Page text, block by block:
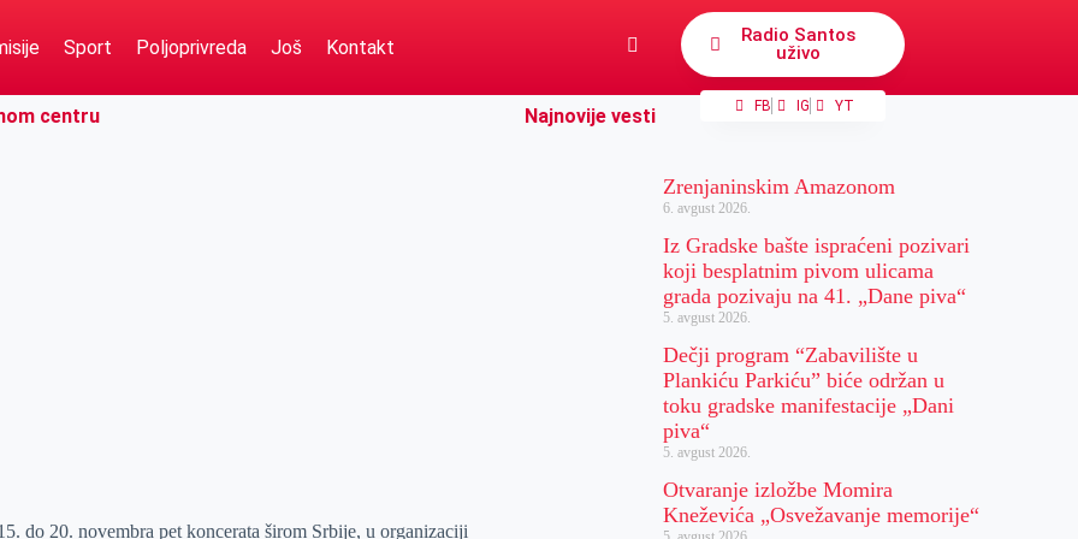
Sport Poljoprivreda Još Kontakt
Radio Santos
uživo
FB IG YT
centru
do 20. novembra pet koncerata širom Srbije, u organizaciji
Najnovije vesti
Zrenjaninskim Amazonom
6. avgust 2026.
Iz Gradske bašte ispraćeni pozivari
koji besplatnim pivom ulicama
grada pozivaju na 41. „Dane piva“
5. avgust 2026.
Dečji program “Zabavilište u
Plankiću Parkiću” biće održan u
toku gradske manifestacije „Dani
piva“
5. avgust 2026.
Otvaranje izložbe Momira
Kneževića „Osvežavanje memorije“